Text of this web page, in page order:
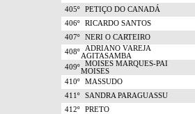
405º
PETIÇO DO CANADÁ
406º
RICARDO SANTOS
407º
NERI O CARTEIRO
408º
ADRIANO VAREJA
AGITASAMBA
409º
MOISES MARQUES-PAI
MOISES
410º
MASSUDO
411º
SANDRA PARAGUASSU
412º
PRETO